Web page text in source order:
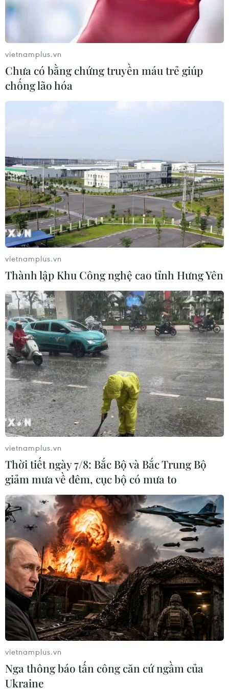
vietnamplus.vn
Chưa có bằng chứng truyền máu trẻ giúp
chống lão hóa
vietnamplus.vn
Thành lập Khu Công nghệ cao tỉnh Hưng Yên
vietnamplus.vn
Thời tiết ngày 7/8: Bắc Bộ và Bắc Trung Bộ
giảm mưa về đêm, cục bộ có mưa to
vietnamplus.vn
Nga thông báo tấn công căn cứ ngầm của
Ukraine